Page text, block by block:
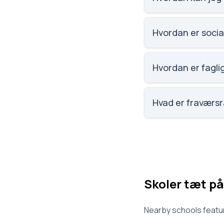
Email:
5270 Odense N.
Hvordan er
Social trivsel på
elevernes egne
Hvordan er
Faglig trivsel på
elevernes egne
Hvad er
Skoler tæt på
Nearby schools